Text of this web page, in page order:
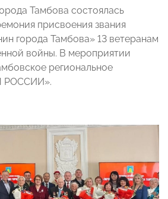
Тамбова состоялась
присвоения звания
города Тамбова» 13 ветеранам
войны. В мероприятии
региональное
РОССИИ».